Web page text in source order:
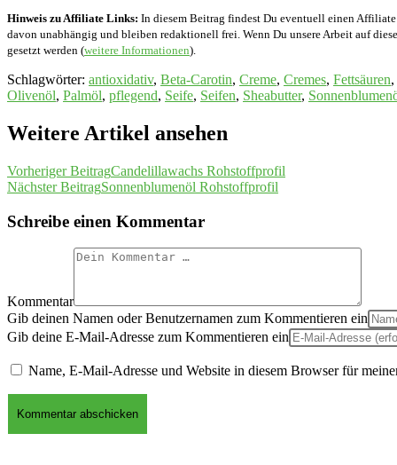
Hinweis zu Affiliate Links: In diesem Beitrag findest Du eventuell einen
davon unabhängig und bleiben redaktionell frei. Wenn Du unsere Arbeit auf
gesetzt werden (weitere Informationen).
Schlagwörter: antioxidativ, Beta-Carotin, Creme, Cremes, Fettsäuren,
Olivenöl, Palmöl, pflegend, Seife, Seifen, Sheabutter,
Weitere Artikel ansehen
Vorheriger BeitragCandelillawachs Rohstoffprofil
Nächster BeitragSonnenblumenöl Rohstoffprofil
Schreibe einen Kommentar
Kommentar
Gib deinen Namen oder Benutzernamen zum Kommentieren ein
Gib deine E-Mail-Adresse zum Kommentieren ein
Name, E-Mail-Adresse und Website in diesem Browser für